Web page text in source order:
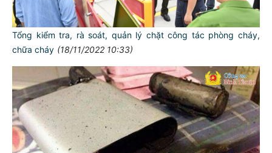
Tổng kiểm tra, rà soát, quản lý chặt công tác phòng cháy,
chữa cháy (18/11/2022 10:33)